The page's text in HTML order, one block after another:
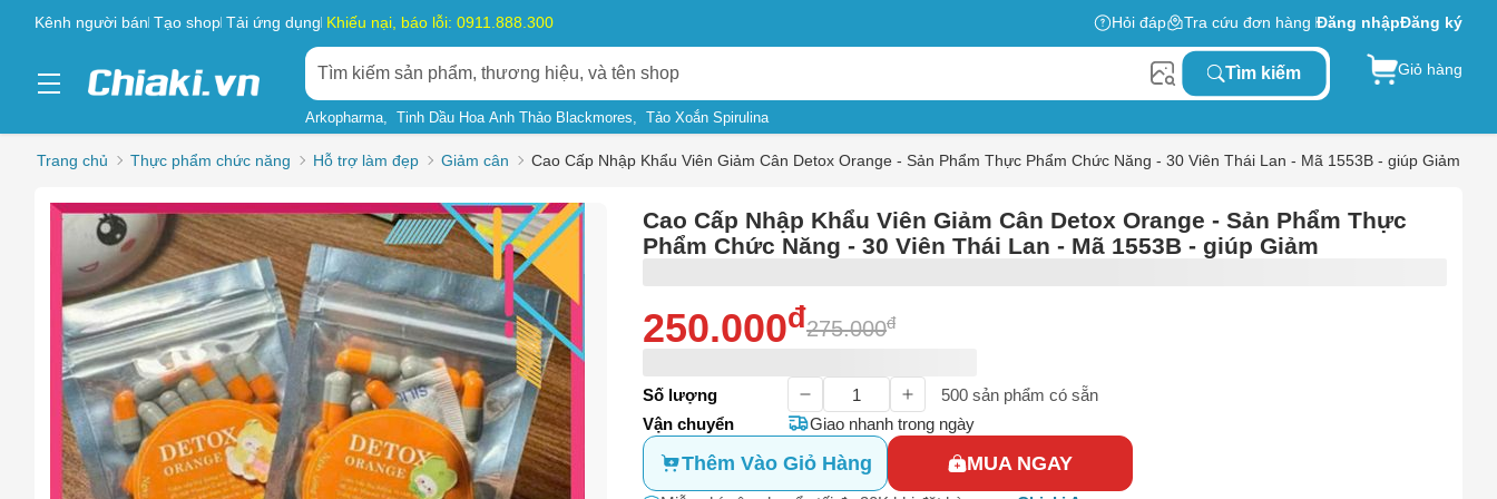
Kênh người bán Tạo shop Tải ứng dụng Khiếu nại, báo lỗi: 0911.888.300 Hỏi đáp Tra cứu đơn hàng Đăng nhậpĐăng ký
Tìm kiếm
Arkopharma Tinh Dầu Hoa Anh Thảo Blackmores Tảo Xoắn Spirulina
Giỏ hàng
Trang chủ Thực phẩm chức năng Hỗ trợ làm đẹp Giảm cân Cao Cấp Nhập Khẩu Viên Giảm Cân Detox Orange - Sản Phẩm Thực Phẩm Chức Năng - 30 Viên Thái Lan - Mã 1553B - giúp Giảm
Cao Cấp Nhập Khẩu Viên Giảm Cân Detox Orange - Sản Phẩm Thực
Phẩm Chức Năng - 30 Viên Thái Lan - Mã 1553B - giúp Giảm
250.000đ275.000đ
Số lượng 500 sản phẩm có sẵn
Vận chuyển
Giao nhanh trong ngày
Thêm Vào Giỏ Hàng MUA NGAY
Chọn lý do
Sản phẩm có dấu hiệu lừa đảo
Hàng giả, hàng nháiBạn gặp vấn đề vềSản phẩmhayMua hàng?